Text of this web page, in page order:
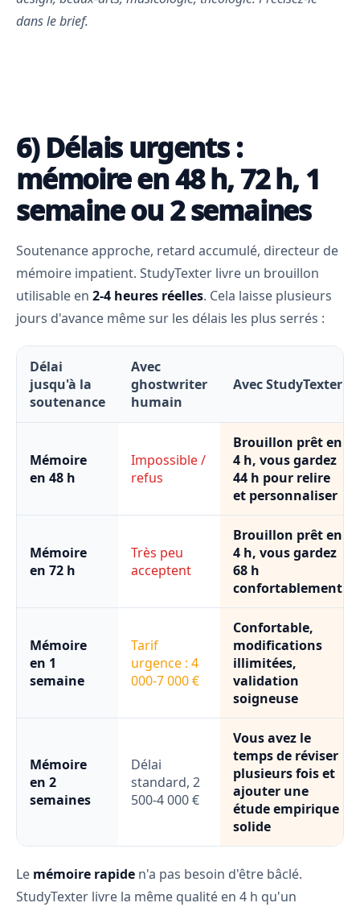
dans le brief.
6) Délais urgents :
mémoire en 48 h, 72 h, 1
semaine ou 2 semaines
Soutenance approche, retard accumulé, directeur de
mémoire impatient. StudyTexter livre un brouillon
utilisable en 2-4 heures réelles. Cela laisse plusieurs
jours d'avance même sur les délais les plus serrés :
Délai
jusqu'à la
soutenance
Avec
ghostwriter
humain
Avec StudyTexter
Mémoire
en 48 h
Impossible /
refus
Brouillon prêt en
4 h, vous gardez
44 h pour relire
et personnaliser
Mémoire
en 72 h
Très peu
acceptent
Brouillon prêt en
4 h, vous gardez
68 h
confortablement
Mémoire
en 1
semaine
Tarif
urgence : 4
000-7 000 €
Confortable,
modifications
illimitées,
validation
soigneuse
Mémoire
en 2
semaines
Délai
standard, 2
500-4 000 €
Vous avez le
temps de réviser
plusieurs fois et
ajouter une
étude empirique
solide
Le mémoire rapide n'a pas besoin d'être bâclé.
StudyTexter livre la même qualité en 4 h qu'un